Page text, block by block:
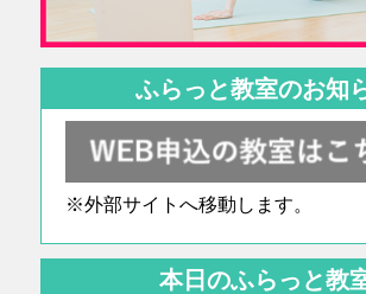
ふらっと教室のお知
※外部サイトへ移動します。
本日のふらっと教